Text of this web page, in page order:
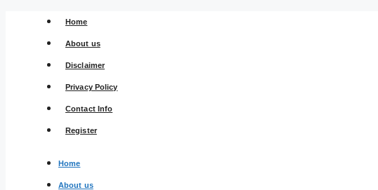
Home
About us
Disclaimer
Privacy Policy
Contact Info
Register
Home
About us